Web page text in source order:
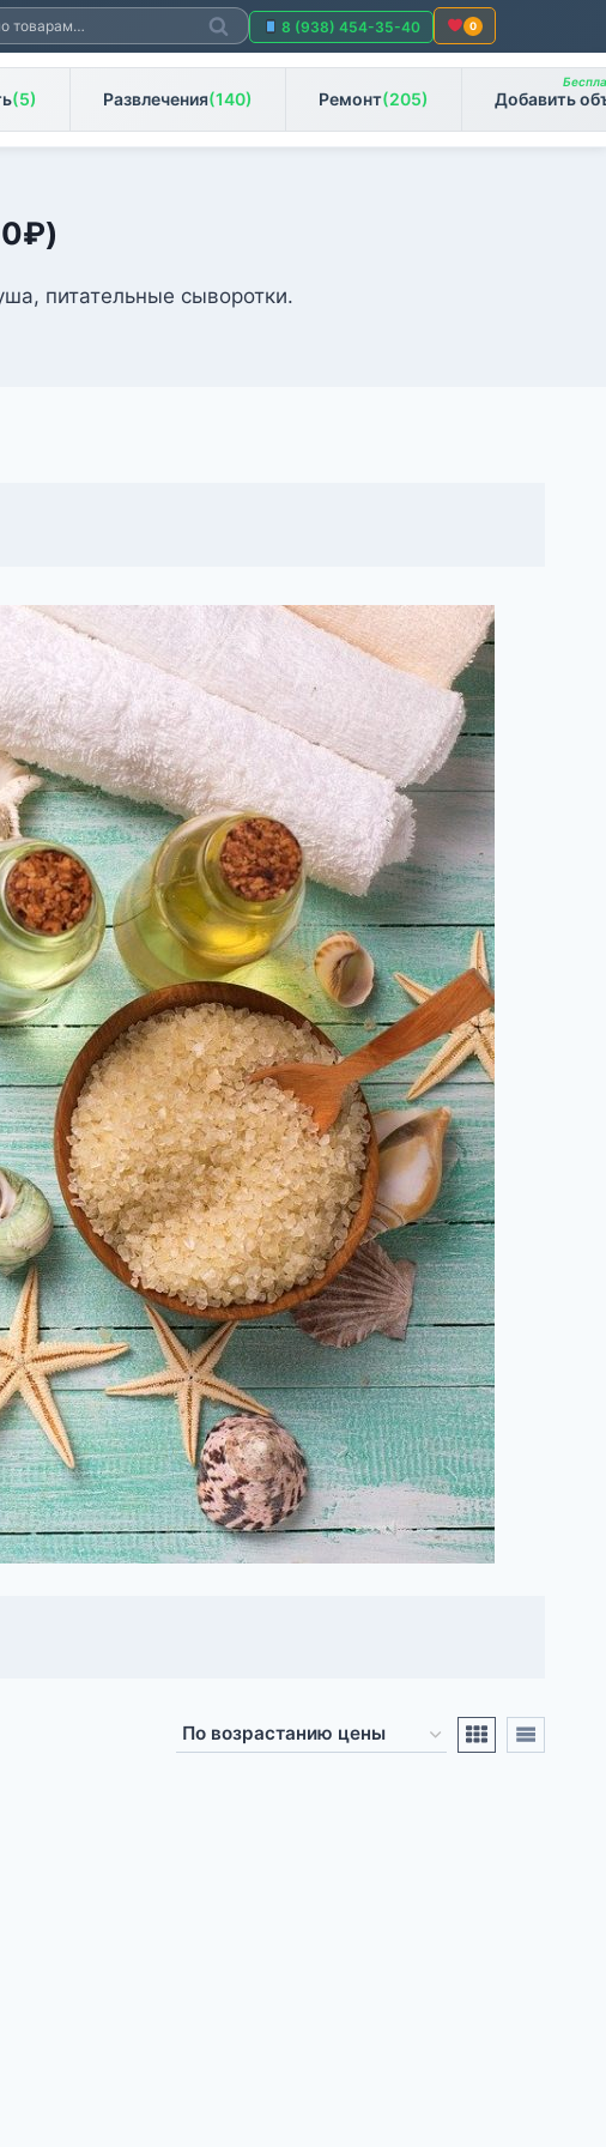
Поиск
8 (938) 454-35-40 0
(5) Развлечения(140) Ремонт(205) Добавить
0₽)
питательные сыворотки.